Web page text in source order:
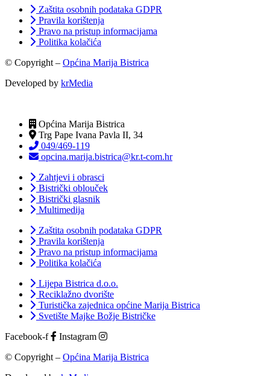
Zaštita osobnih podataka GDPR
Pravila korištenja
Pravo na pristup informacijama
Politika kolačića
© Copyright – Općina Marija Bistrica
Developed by krMedia
Općina Marija Bistrica
Trg Pape Ivana Pavla II, 34
049/469-119
opcina.marija.bistrica@kr.t-com.hr
Zahtjevi i obrasci
Bistrički oblouček
Bistrički glasnik
Multimedija
Zaštita osobnih podataka GDPR
Pravila korištenja
Pravo na pristup informacijama
Politika kolačića
Lijepa Bistrica d.o.o.
Reciklažno dvorište
Turistička zajednica općine Marija Bistrica
Svetište Majke Božje Bistričke
Facebook-f
Instagram
© Copyright – Općina Marija Bistrica